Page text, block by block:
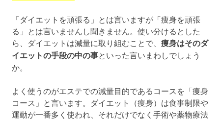
「ダイエットを頑張る」とは言いますが「痩身を頑張
る」とは言いませんし聞きません。使い分けるとした
ら、ダイエットは減量に取り組むことで、 痩身はそのダ
イエットの手段の中の事といった言いまわしでしょう
か。
よく使うのがエステでの減量目的であるコースを「痩身
コース」と言います。ダイエット（痩身）は食事制限や
運動が一番多く使われ、それだけでなく手術や薬物療法